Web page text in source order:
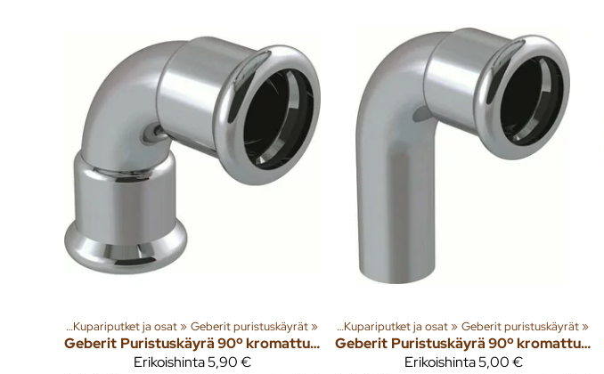
‪» Kupariputket ja osat‪» Geberit puristuskäyrät‪»
Geberit
Puristuskäyrä 90º kromattu S/S CU Mapress 12mm
Erikoishinta5,90 €
Rakenna‪»Lämmitysjärjestelmät ‪»Putket ja liittimet ‪» Kupariputket ja osat‪» Geberit puristuskäyrät‪»
Geberit
Puristuskäyrä 90º kromattu S/U CU Mapress 12mm
Erikoishinta5,00 €
Tuoteryhmiä ja tuotteita‪»Rakenna‪»Lämmitysjärjestelmät‪»Putket ja liittimet‪»
Tuoteryhmiä ja tuotteita‪»Rakenna